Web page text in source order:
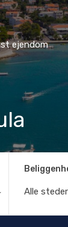
Fast ejendom
ejendom
Alle steder